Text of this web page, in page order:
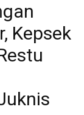
Kepsek